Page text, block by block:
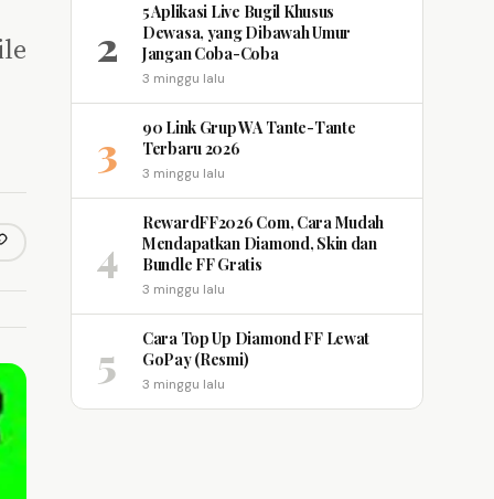
link
2
5 Aplikasi Live Bugil Khusus
Dewasa, yang Dibawah Umur
Jangan Coba-Coba
3 minggu lalu
3
90 Link Grup WA Tante-Tante
Terbaru 2026
3 minggu lalu
4
RewardFF2026 Com, Cara Mudah
Mendapatkan Diamond, Skin dan
Bundle FF Gratis
3 minggu lalu
5
Cara Top Up Diamond FF Lewat
GoPay (Resmi)
3 minggu lalu